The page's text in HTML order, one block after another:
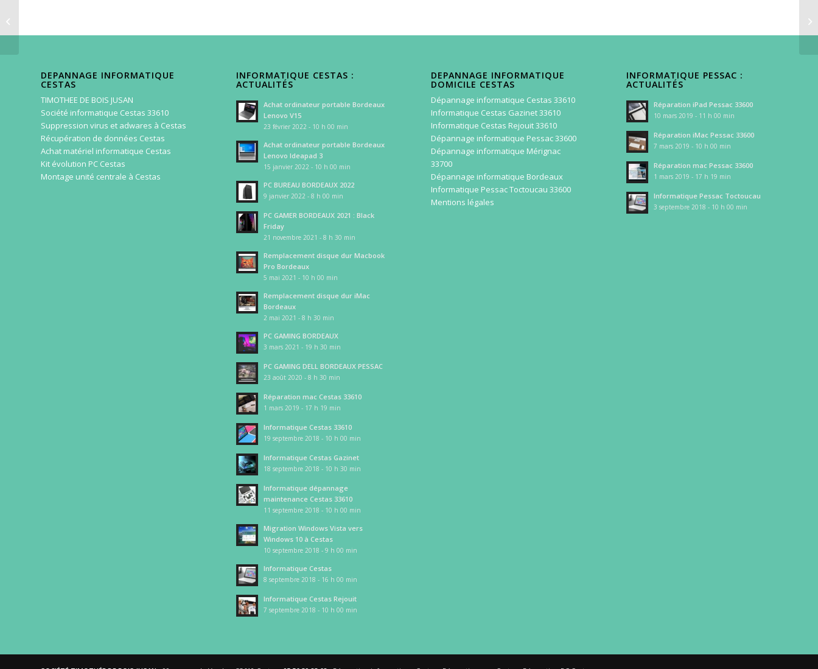
DEPANNAGE INFORMATIQUE
CESTAS
TIMOTHEE DE BOIS JUSAN
Société informatique Cestas 33610
Suppression virus et adwares à Cestas
Récupération de données Cestas
Achat matériel informatique Cestas
Kit évolution PC Cestas
Montage unité centrale à Cestas
INFORMATIQUE CESTAS :
ACTUALITÉS
Achat ordinateur portable Bordeaux
Lenovo V15
23 février 2022 - 10 h 00 min
Achat ordinateur portable Bordeaux
Lenovo Ideapad 3
15 janvier 2022 - 10 h 00 min
PC BUREAU BORDEAUX 2022
9 janvier 2022 - 8 h 00 min
PC GAMER BORDEAUX 2021 : Black
Friday
21 novembre 2021 - 8 h 30 min
Remplacement disque dur Macbook
Pro Bordeaux
5 mai 2021 - 10 h 00 min
Remplacement disque dur iMac
Bordeaux
2 mai 2021 - 8 h 30 min
PC GAMING BORDEAUX
3 mars 2021 - 19 h 30 min
PC GAMING DELL BORDEAUX PESSAC
23 août 2020 - 8 h 30 min
Réparation mac Cestas 33610
1 mars 2019 - 17 h 19 min
Informatique Cestas 33610
19 septembre 2018 - 10 h 00 min
Informatique Cestas Gazinet
18 septembre 2018 - 10 h 30 min
Informatique dépannage
maintenance Cestas 33610
11 septembre 2018 - 10 h 00 min
Migration Windows Vista vers
Windows 10 à Cestas
10 septembre 2018 - 9 h 00 min
Informatique Cestas
8 septembre 2018 - 16 h 00 min
Informatique Cestas Rejouit
7 septembre 2018 - 10 h 00 min
DEPANNAGE INFORMATIQUE
DOMICILE CESTAS
Dépannage informatique Cestas 33610
Informatique Cestas Gazinet 33610
Informatique Cestas Rejouit 33610
Dépannage informatique Pessac 33600
Dépannage informatique Mérignac
33700
Dépannage informatique Bordeaux
Informatique Pessac Toctoucau 33600
Mentions légales
INFORMATIQUE PESSAC :
ACTUALITÉS
Réparation iPad Pessac 33600
10 mars 2019 - 11 h 00 min
Réparation iMac Pessac 33600
7 mars 2019 - 10 h 00 min
Réparation mac Pessac 33600
1 mars 2019 - 17 h 19 min
Informatique Pessac Toctoucau
3 septembre 2018 - 10 h 00 min